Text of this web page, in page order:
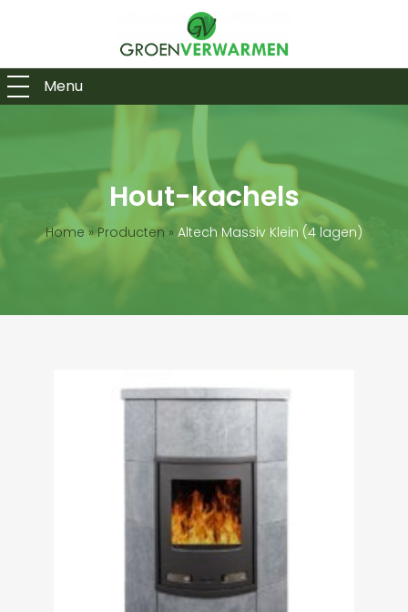
Menu
Hout-kachels
Home»Producten » Altech Massiv Klein (4 lagen)